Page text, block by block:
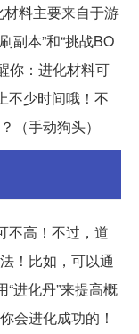
料主要来自于游
副本”和“挑战BO
你：进化材料可
不少时间哦！不
（手动狗头）
不高！不过，道
！比如，可以通
“进化丹”来提高概
会进化成功的！